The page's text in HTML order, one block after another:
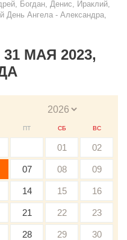
Богдан, Денис, Ираклий,
День Ангела - Александра,
МАЯ 2023,
ПТ СБ ВС
01 02
07 08 09
14 15 16
21 22 23
28 29 30